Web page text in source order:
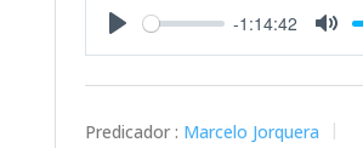
-1:14:42
Predicador : Marcelo Jorquera